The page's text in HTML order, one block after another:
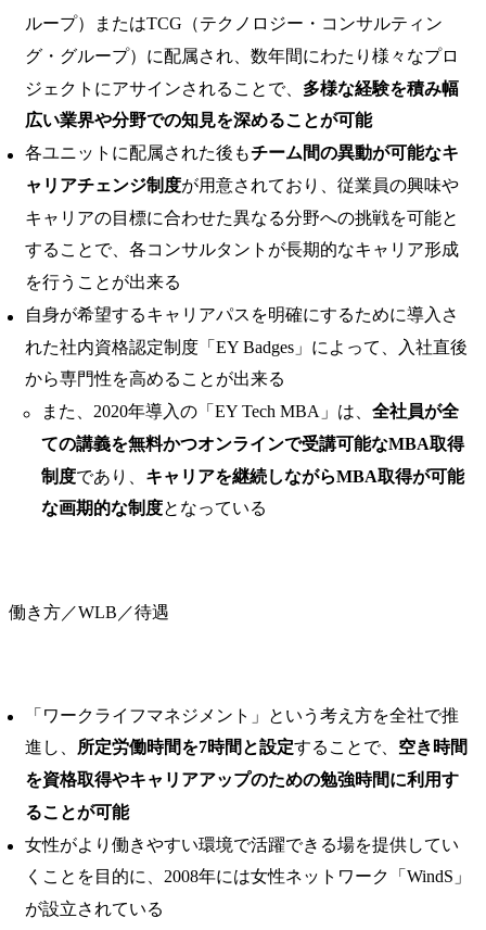
ループ）またはTCG（テクノロジー・コンサルティン
グ・グループ）に配属され、数年間にわたり様々なプロ
ジェクトにアサインされることで、 多様な経験を積み幅
広い業界や分野での知見を深めることが可能
各ユニットに配属された後もチーム間の異動が可能なキ
ャリアチェンジ制度が用意されており、従業員の興味や
キャリアの目標に合わせた異なる分野への挑戦を可能と
することで、各コンサルタントが長期的なキャリア形成
を行うことが出来る
自身が希望するキャリアパスを明確にするために導入さ
れた社内資格認定制度「EY Badges」によって、入社直後
から専門性を高めることが出来る
また、2020年導入の「EY Tech MBA」は、 全社員が全
ての講義を無料かつオンラインで受講可能なMBA取得
制度であり、 キャリアを継続しながらMBA取得が可能
な画期的な制度となっている
働き方／WLB／待遇
「ワークライフマネジメント」という考え方を全社で推
進し、 所定労働時間を7時間と設定することで、 空き時間
を資格取得やキャリアアップのための勉強時間に利用す
ることが可能
女性がより働きやすい環境で活躍できる場を提供してい
くことを目的に、2008年には女性ネットワーク「WindS」
が設立されている